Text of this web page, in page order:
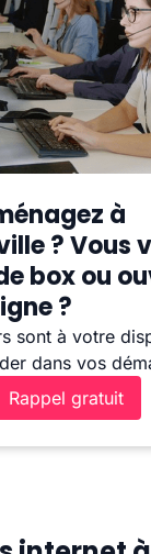
à
? Vous
box ou
?
sont à votre
dans vos
Rappel gratuit